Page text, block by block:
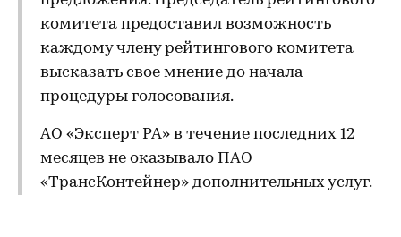
комитета предоставил возможность
каждому члену рейтингового комитета
высказать свое мнение до начала
процедуры голосования.
АО «Эксперт РА» в течение последних 12
месяцев не оказывало ПАО
«ТрансКонтейнер» дополнительных услуг.